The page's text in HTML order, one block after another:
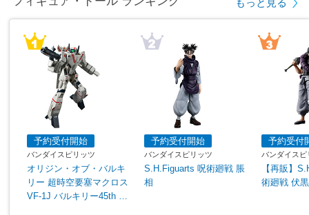
もっと見る
予約受付開始
バンダイスピリッツ
オリジン・オブ・バルキ
リー 超時空要塞マクロス
VF-1J バルキリー45th A
予約受付開始
バンダイスピリッツ
S.H.Figuarts 呪術廻戦 脹
相
予約受付
バンダイスピ
【再販】
術廻戦 伏